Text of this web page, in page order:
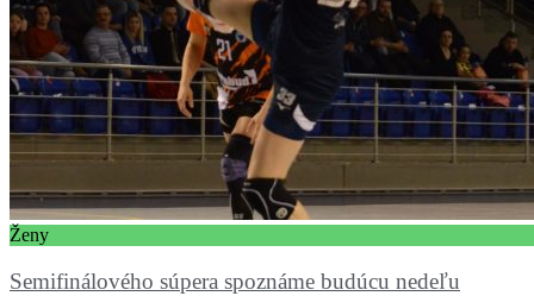
Ženy
Semifinálového súpera spoznáme budúcu nedeľu